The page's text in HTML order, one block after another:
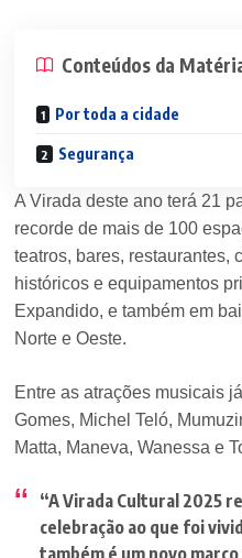
Conteúdos da
Por toda a cidade
Segurança
A Virada deste ano terá 21
recorde de mais de 100
teatros, bares, restaurantes,
históricos e equipamentos
Expandido, e também em
Norte e Oeste.
Entre as atrações musicais
Gomes, Michel Teló,
Matta, Maneva, Wanessa e
“A Virada Cultural 2025
celebração ao que foi
também é um novo